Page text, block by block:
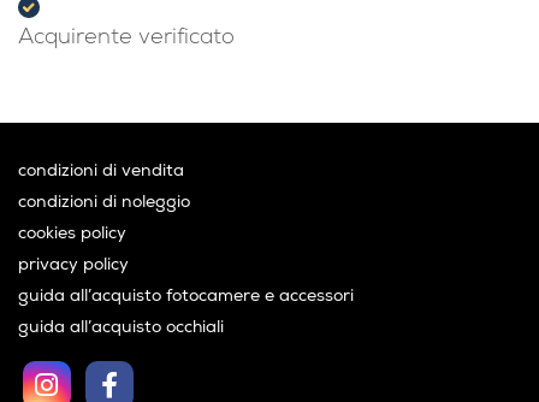
Acquirente verificato
condizioni di vendita
condizioni di noleggio
cookies policy
privacy policy
guida all’acquisto fotocamere e accessori
guida all’acquisto occhiali